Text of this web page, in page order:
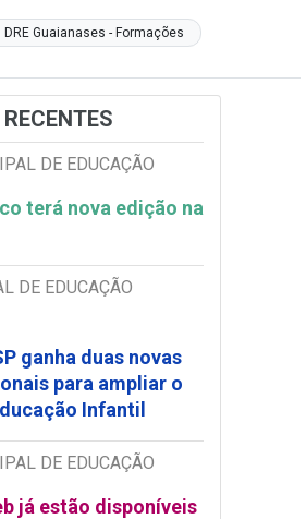
DRE Guaianases - Formações
DE EDUCAÇÃO
terá nova edição na
DE EDUCAÇÃO
ganha duas novas
para ampliar o
Infantil
DE EDUCAÇÃO
já estão disponíveis